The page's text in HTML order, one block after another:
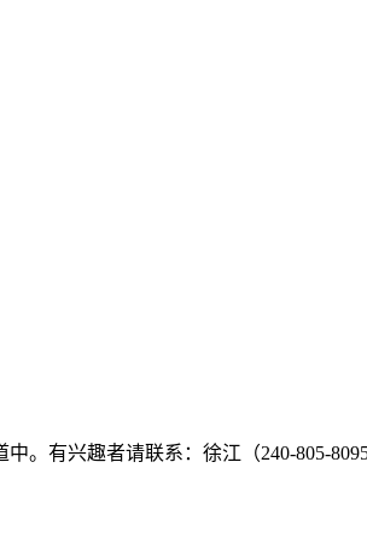
。有兴趣者请联系：徐江（240-805-